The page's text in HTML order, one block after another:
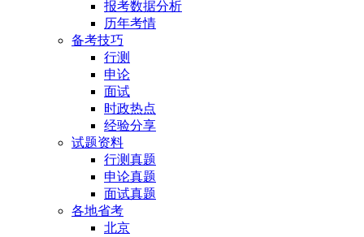
报考数据分析
历年考情
备考技巧
行测
申论
面试
时政热点
经验分享
试题资料
行测真题
申论真题
面试真题
各地省考
北京